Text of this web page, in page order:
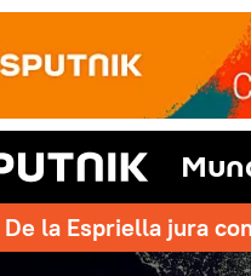
De la Espriella jura